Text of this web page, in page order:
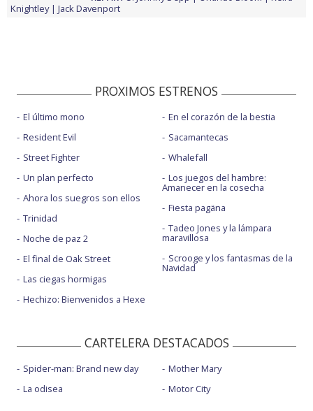
Knightley
Jack Davenport
PROXIMOS ESTRENOS
El último mono
Resident Evil
Street Fighter
Un plan perfecto
Ahora los suegros son ellos
Trinidad
Noche de paz 2
El final de Oak Street
Las ciegas hormigas
Hechizo: Bienvenidos a Hexe
En el corazón de la bestia
Sacamantecas
Whalefall
Los juegos del hambre:
Amanecer en la cosecha
Fiesta pagäna
Tadeo Jones y la lámpara
maravillosa
Scrooge y los fantasmas de la
Navidad
CARTELERA DESTACADOS
Spider-man: Brand new day
La odisea
Mother Mary
Motor City